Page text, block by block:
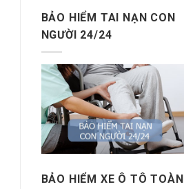
BẢO HIỂM TAI NẠN CON
NGƯỜI 24/24
BẢO HIỂM XE Ô TÔ TOÀN